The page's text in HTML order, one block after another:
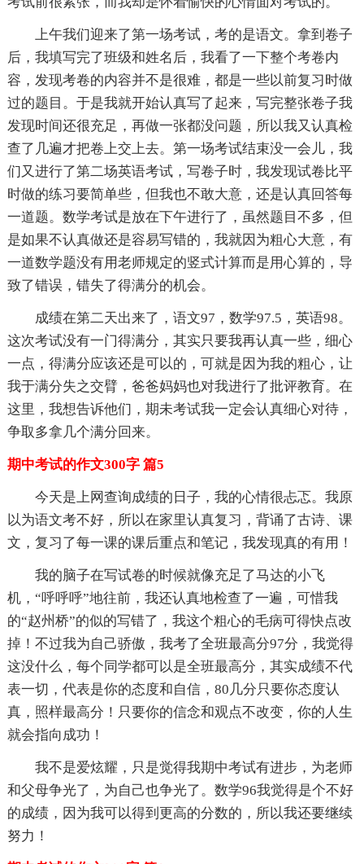
上午我们迎来了第一场考试，考的是语文。拿到卷子
后，我填写完了班级和姓名后，我看了一下整个考卷内
容，发现考卷的内容并不是很难，都是一些以前复习时做
过的题目。于是我就开始认真写了起来，写完整张卷子我
发现时间还很充足，再做一张都没问题，所以我又认真检
查了几遍才把卷上交上去。第一场考试结束没一会儿，我
们又进行了第二场英语考试，写卷子时，我发现试卷比平
时做的练习要简单些，但我也不敢大意，还是认真回答每
一道题。数学考试是放在下午进行了，虽然题目不多，但
是如果不认真做还是容易写错的，我就因为粗心大意，有
一道数学题没有用老师规定的竖式计算而是用心算的，导
致了错误，错失了得满分的机会。
成绩在第二天出来了，语文97，数学97.5，英语98。
这次考试没有一门得满分，其实只要我再认真一些，细心
一点，得满分应该还是可以的，可就是因为我的粗心，让
我于满分失之交臂，爸爸妈妈也对我进行了批评教育。在
这里，我想告诉他们，期未考试我一定会认真细心对待，
争取多拿几个满分回来。
期中考试的作文300字 篇5
今天是上网查询成绩的日子，我的心情很忐忑。我原
以为语文考不好，所以在家里认真复习，背诵了古诗、课
文，复习了每一课的课后重点和笔记，我发现真的有用！
我的脑子在写试卷的时候就像充足了马达的小飞
机，“呼呼呼”地往前，我还认真地检查了一遍，可惜我
的“赵州桥”的似的写错了，我这个粗心的毛病可得快点改
掉！不过我为自己骄傲，我考了全班最高分97分，我觉得
这没什么，每个同学都可以是全班最高分，其实成绩不代
表一切，代表是你的态度和自信，80几分只要你态度认
真，照样最高分！只要你的信念和观点不改变，你的人生
就会指向成功！
我不是爱炫耀，只是觉得我期中考试有进步，为老师
和父母争光了，为自己也争光了。数学96我觉得是个不好
的成绩，因为我可以得到更高的分数的，所以我还要继续
努力！